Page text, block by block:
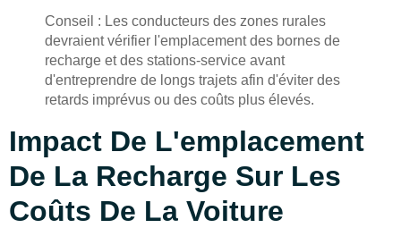
Conseil : Les conducteurs des zones rurales
devraient vérifier l'emplacement des bornes de
recharge et des stations-service avant
d'entreprendre de longs trajets afin d'éviter des
retards imprévus ou des coûts plus élevés.
Impact De L'emplacement
De La Recharge Sur Les
Coûts De La Voiture